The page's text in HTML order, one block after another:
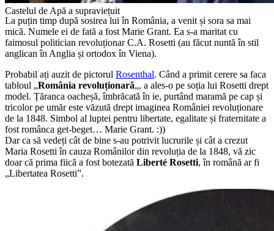
Castelul de Apă a supraviețuit
La puțin timp după sosirea lui în România, a venit și sora sa mai
mică. Numele ei de fată a fost Marie Grant. Ea s-a maritat cu
faimosul politician revoluționar C.A. Rosetti (au făcut nuntă în stil
anglican în Anglia și ortodox în Viena).
Probabil ați auzit de pictorul Rosenthal. Când a primit cerere sa faca
tabloul „România revoluționară„, a ales-o pe soția lui Rosetti drept
model. Țăranca oacheșă, îmbrăcată în ie, purtând maramă pe cap și
tricolor pe umăr este văzută drept imaginea României revoluționare
de la 1848. Simbol al luptei pentru libertate, egalitate și fraternitate a
fost românca get-beget… Marie Grant. :))
Dar ca să vedeți cât de bine s-au potrivit lucrurile și cât a crezut
Maria Rosetti în cauza Românilor din revoluția de la 1848, vă zic
doar că prima fiică a fost botezată Liberté Rosetti, în română ar fi
„Libertatea Rosetti”.